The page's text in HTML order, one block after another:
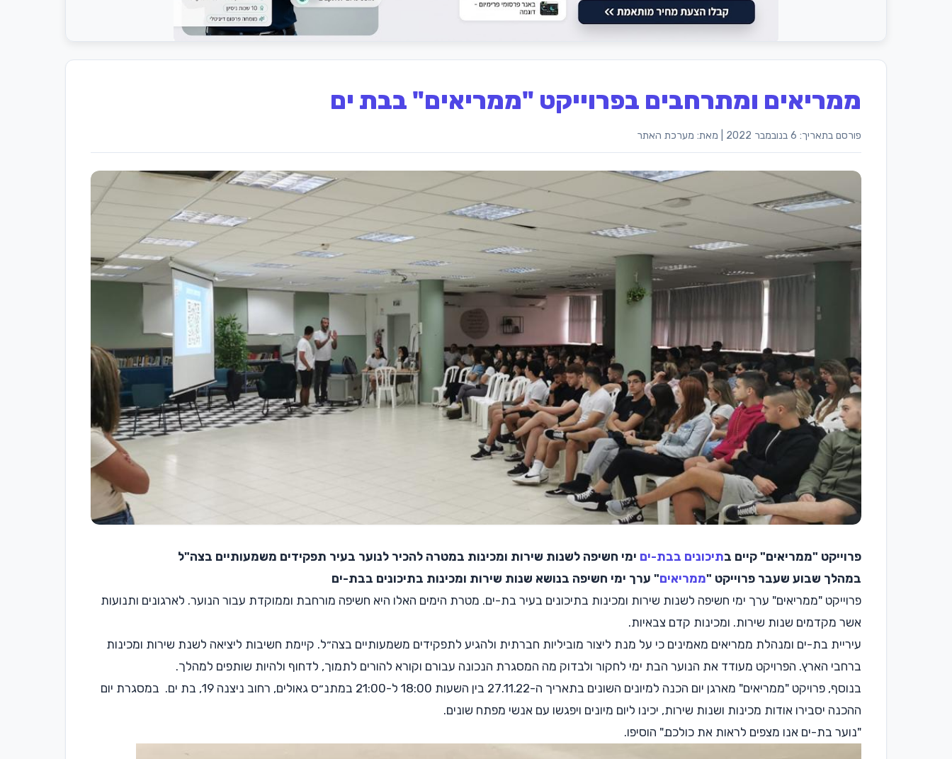
ממריאים ומתרחבים בפרוייקט "ממריאים" בבת ים
פורסם בתאריך: 6 בנובמבר 2022 מאת: מערכת האתר
פרוייקט "ממריאים" קיים בתיכונים בבת-ים ימי חשיפה לשנות שירות ומכינות במטרה להכיר לנוער בעיר תפקידים משמעותיים בצה"ל
במהלך שבוע שעבר פרוייקט "ממריאים" ערך ימי חשיפה בנושא שנות שירות ומכינות בתיכונים בבת-ים
פרוייקט "ממריאים" ערך ימי חשיפה לשנות שירות ומכינות בתיכונים בעיר בת-ים. מטרת הימים האלו היא חשיפה מורחבת וממוקדת עבור הנוער. לארגונים ותנועות
אשר מקדמים שנות שירות. ומכינות קדם צבאיות.
עיריית בת-ים ומנהלת ממריאים מאמינים כי על מנת ליצור מוביליות חברתית ולהגיע לתפקידים משמעותיים בצה״ל. קיימת חשיבות ליציאה לשנת שירות ומכינות
ברחבי הארץ. הפרויקט מעודד את הנוער הבת ימי לחקור ולבדוק מה המסגרת הנכונה עבורם וקורא להורים לתמוך, לדחוף ולהיות שותפים למהלך.
בנוסף, פרויקט "ממריאים" מארגן יום הכנה למיונים השונים בתאריך ה-27.11.22 בין השעות 18:00 ל-21:00 במתנ״ס גאולים, רחוב ניצנה 19, בת ים. במסגרת יום
ההכנה יסבירו אודות מכינות ושנות שירות, יכינו ליום מיונים ויפגשו עם אנשי מפתח שונים.
"נוער בת-ים אנו מצפים לראות את כולכם." הוסיפו.